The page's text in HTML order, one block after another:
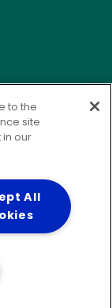
to the
site
our
All